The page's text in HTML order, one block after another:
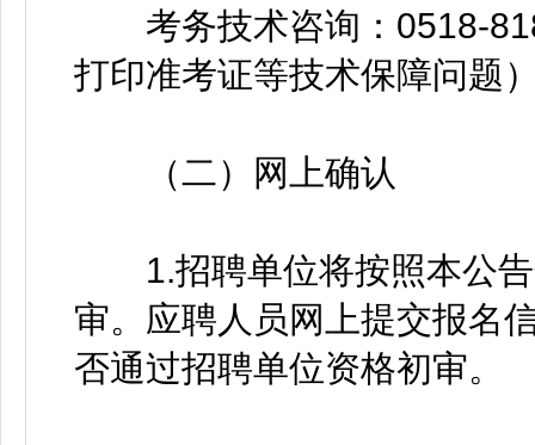
考务技术咨询：0518-
打印准考证等技术保障问题
（二）网上确认
1.招聘单位将按照本公告
审。应聘人员网上提交报名
否通过招聘单位资格初审。